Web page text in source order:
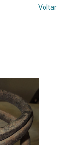
Voltar